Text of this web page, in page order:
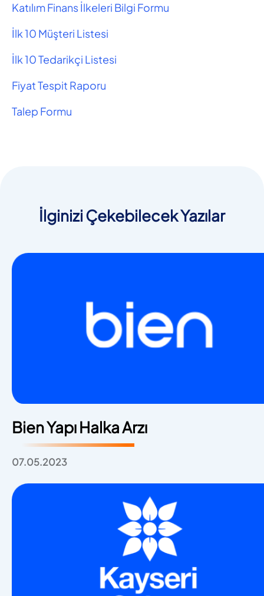
Katılım Finans İlkeleri Bilgi Formu
İlk 10 Müşteri Listesi
İlk 10 Tedarikçi Listesi
Fiyat Tespit Raporu
Talep Formu
İlginizi Çekebilecek Yazılar
Bien Yapı Halka Arzı
07.05.2023